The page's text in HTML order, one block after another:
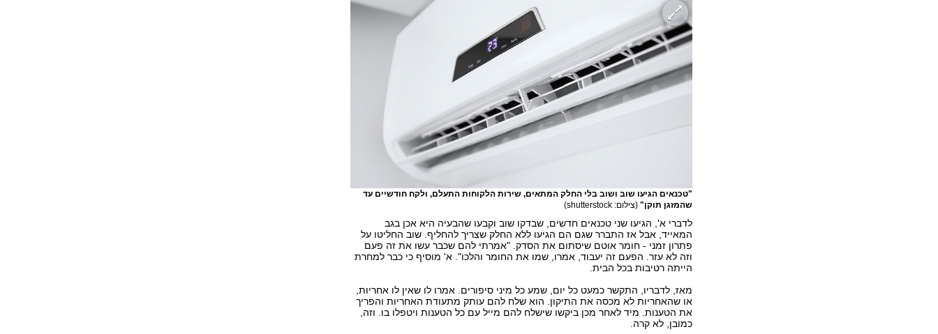
"טכנאים הגיעו שוב ושוב בלי החלק המתאים, שירות הלקוחות התעלם, ולקח חודשיים עד
שהמזגן תוקן" (צילום: shutterstock)
לדברי א', הגיעו שני טכנאים חדשים, שבדקו שוב וקבעו שהבעיה היא אכן בגב
המאייד, אבל אז התברר שגם הם הגיעו ללא החלק שצריך להחליף. שוב החליטו על
פתרון זמני - חומר אוטם שיסתום את הסדק. "אמרתי להם שכבר עשו את זה פעם
וזה לא עזר. הפעם זה יעבוד, אמרו, שמו את החומר והלכו". א' מוסיף כי כבר למחרת
הייתה רטיבות בכל הבית.
מאז, לדבריו, התקשר כמעט כל יום, שמע כל מיני סיפורים. אמרו לו שאין לו אחריות,
או שהאחריות לא מכסה את התיקון. הוא שלח להם עותק מתעודת האחריות והפריך
את הטענות. מיד לאחר מכן ביקשו שישלח להם מייל עם כל הטענות ויטפלו בו. וזה,
כמובן, לא קרה.